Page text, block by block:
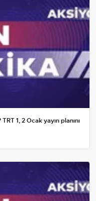
1, 2 Ocak yayın planını